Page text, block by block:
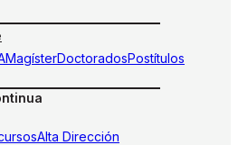
MagísterDoctoradosPostítulos
Alta Dirección